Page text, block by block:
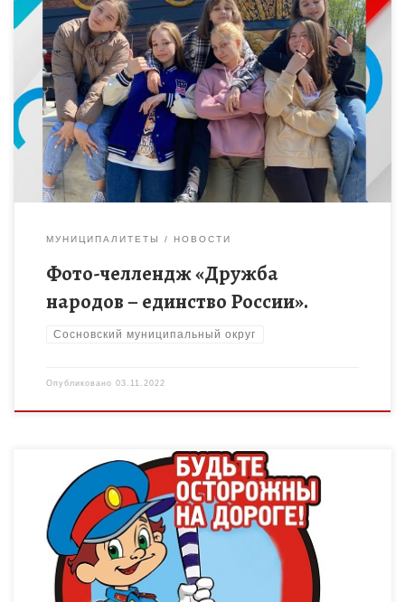
Советником директора по воспитанию и взаимодействию с
детскими общественными объединениями МБОУ
СОСНОВСКОЙ СОШ N2 Жилинской Т.В. в преддверии
празднования Дня народного единства был организован
фото-челлендж […]
МУНИЦИПАЛИТЕТЫ НОВОСТИ
Фото-челлендж «Дружба
народов – единство России».
Сосновский муниципальный округ
Опубликовано 03.11.2022
Подведены итоги Всероссийских конкурсов, направленных на
формирование и обучение сознательного и ответственного
отношения к вопросам личной безопасности и безопасности
окружающих – участников дорожного движения. Педагоги […]